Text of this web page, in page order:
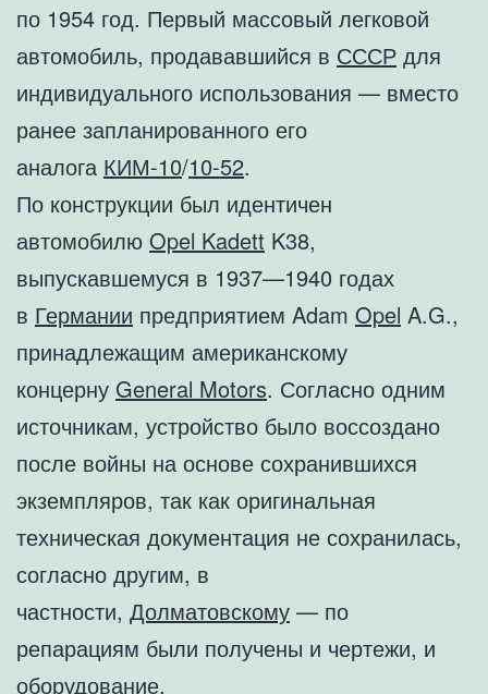
по 1954 год. Первый массовый легковой
автомобиль, продававшийся в СССР для
индивидуального использования — вместо
ранее запланированного его
аналога КИМ-10/10-52.
По конструкции был идентичен
автомобилю Opel Kadett K38,
выпускавшемуся в 1937—1940 годах
в Германии предприятием Adam Opel A.G.,
принадлежащим американскому
концерну General Motors. Согласно одним
источникам, устройство было воссоздано
после войны на основе сохранившихся
экземпляров, так как оригинальная
техническая документация не сохранилась,
согласно другим, в
частности, Долматовскому — по
репарациям были получены и чертежи, и
оборудование.